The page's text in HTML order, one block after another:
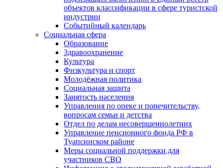
объектов классификации в сфере туристской
индустрии
Событийный календарь
Социальная сфера
Образование
Здравоохранение
Культура
Физкультура и спорт
Молодёжная политика
Социальная защита
Занятость населения
Управления по опеке и попечительству,
вопросам семьи и детства
Отдел по делам несовершеннолетних
Управление пенсионного фонда РФ в
Туапсинском районе
Меры социальной поддержки для
участников СВО